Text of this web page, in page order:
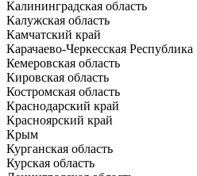
Калининградская область
Калужская область
Камчатский край
Карачаево-Черкесская Республика
Кемеровская область
Кировская область
Костромская область
Краснодарский край
Красноярский край
Крым
Курганская область
Курская область